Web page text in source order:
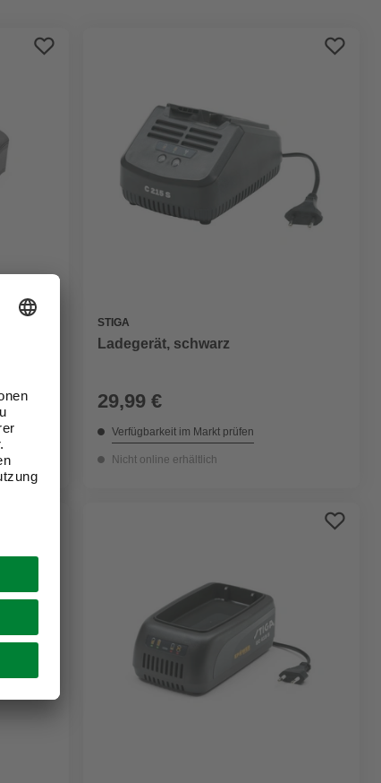
STIGA
Ladegerät, schwarz
29,99 €
Verfügbarkeit im Markt prüfen
Nicht online erhältlich